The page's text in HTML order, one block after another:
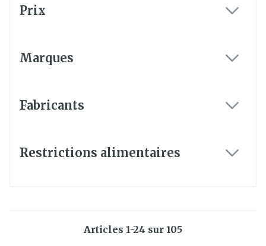
Prix
Marques
Fabricants
Restrictions alimentaires
Articles 1-24 sur 105